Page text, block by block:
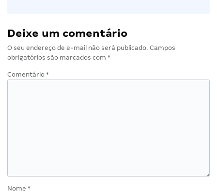
Deixe um comentário
O seu endereço de e-mail não será publicado. Campos
obrigatórios são marcados com *
Comentário *
Nome *